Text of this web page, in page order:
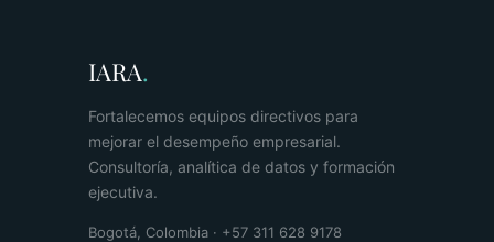
IARA.
Fortalecemos equipos directivos para
mejorar el desempeño empresarial.
Consultoría, analítica de datos y formación
ejecutiva.
Bogotá, Colombia · +57 311 628 9178